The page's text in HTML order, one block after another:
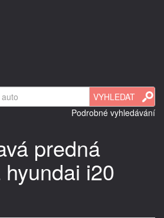
Podrobné vyhledávání
predná
i20